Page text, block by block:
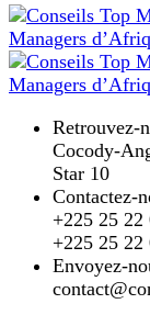
Retrouvez-
Cocody-
Star 10
Contactez-
+225 25 22
+225 25 22
Envoyez-